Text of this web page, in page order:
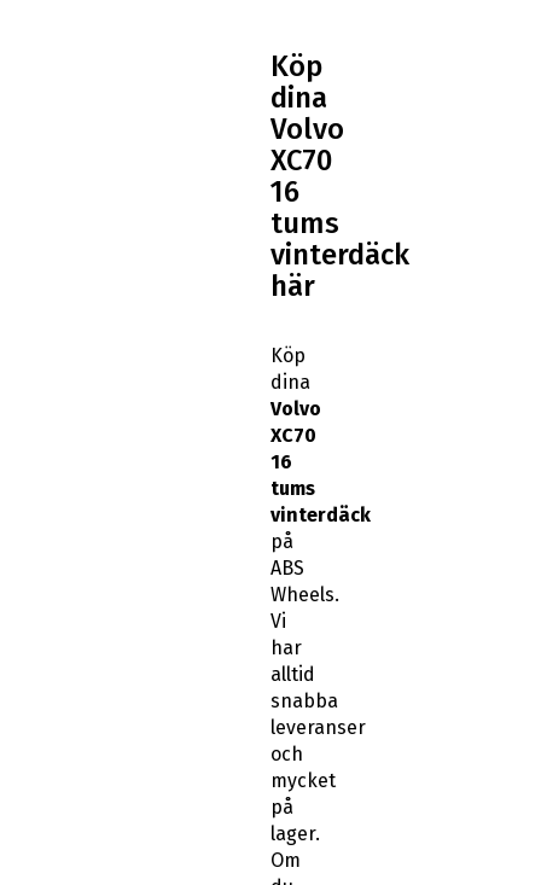
Köp
dina
Volvo
XC70
16
tums
vinterdäck
här
Köp
dina
Volvo
XC70
16
tums
vinterdäck
på
ABS
Wheels.
Vi
har
alltid
snabba
leveranser
och
mycket
på
lager.
Om